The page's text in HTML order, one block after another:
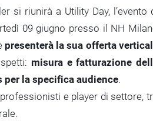
si riunirà a Utility Day, l’evento
09 giugno presso il NH
presenterà la sua offerta
misura e fatturazione
la specifica audience.
e player di settore,